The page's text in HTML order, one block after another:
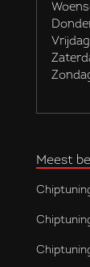
Vrijdag
Meest